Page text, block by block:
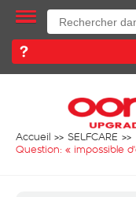
Accueil
SELFCARE
Question: « impossible